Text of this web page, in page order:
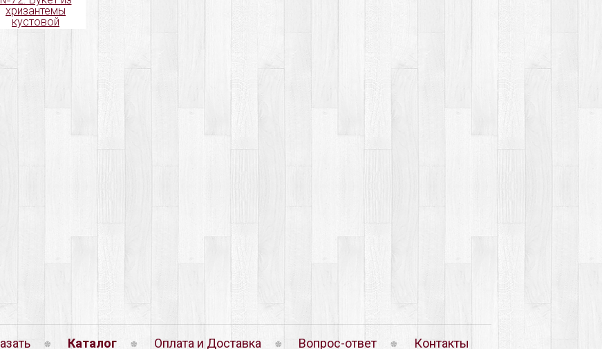
хризантемы
кустовой
Каталог Оплата и Доставка Вопрос-ответ Контакты